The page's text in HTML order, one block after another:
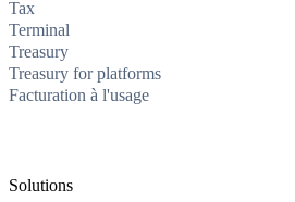
Tax
Terminal
Treasury
Treasury for platforms
Facturation à l'usage
Solutions